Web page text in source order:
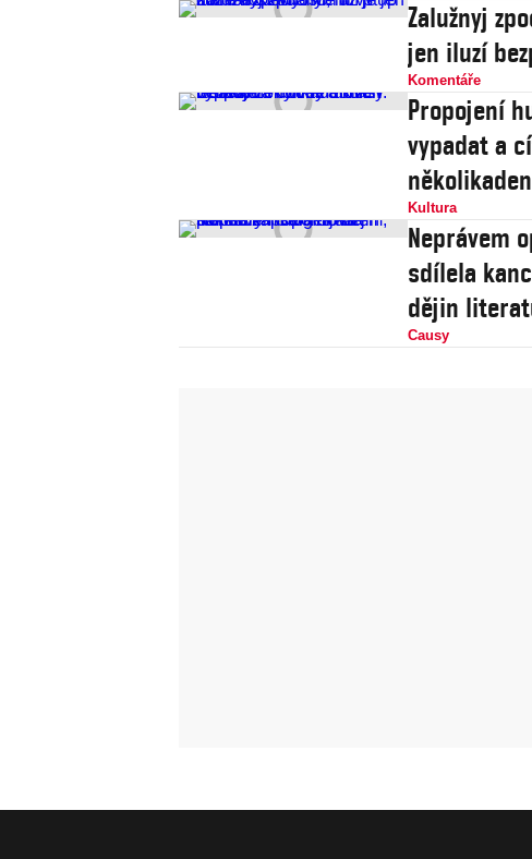
Zalužnyj
jen iluzí
Komentáře
Propojení
vypadat a
Kultura
Neprávem
sdílela
dějin
Causy